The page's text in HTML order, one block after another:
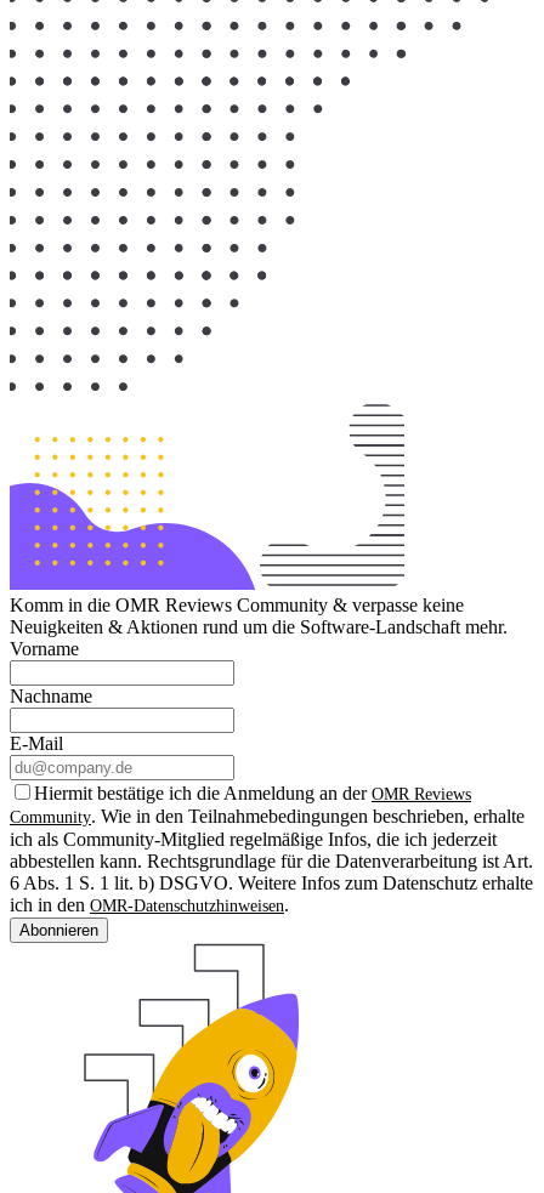
Komm in die OMR Reviews Community & verpasse keine
Neuigkeiten & Aktionen rund um die Software-Landschaft mehr.
Vorname
Nachname
E-Mail
Hiermit bestätige ich die Anmeldung an der OMR Reviews
Community. Wie in den Teilnahmebedingungen beschrieben, erhalte
ich als Community-Mitglied regelmäßige Infos, die ich jederzeit
abbestellen kann. Rechtsgrundlage für die Datenverarbeitung ist Art.
6 Abs. 1 S. 1 lit. b) DSGVO. Weitere Infos zum Datenschutz erhalte
ich in den OMR-Datenschutzhinweisen.
Abonnieren